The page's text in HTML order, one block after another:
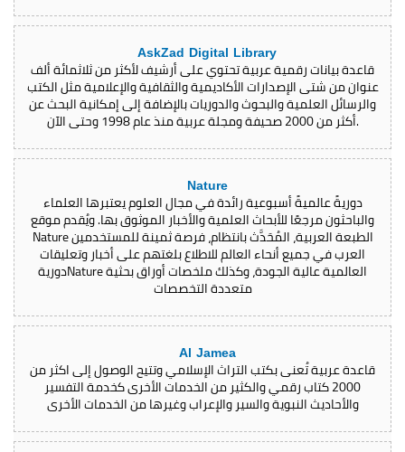
AskZad Digital Library
قاعدة بيانات رقمية عربية تحتوي على أرشيف لأكثر من ثلاثمائة ألف
عنوان من شتى الإصدارات الأكاديمية والثقافية والإعلامية مثل الكتب
والرسائل العلمية والبحوث والدوريات بالإضافة إلى إمكانية البحث عن
أكثر من 2000 صحيفة ومجلة عربية منذ عام 1998 وحتى الآن.
Nature
دوريةً عالميةً أسبوعية رائدة في مجال العلوم يعتبرها العلماء
والباحثون مرجعًا للأبحاث العلمية والأخبار الموثوق بها. ويُقدم موقع
Nature الطبعة العربية، المُحَدَّث بانتظام، فرصة ثمينة للمستخدمين
العرب في جميع أنحاء العالم للاطلاع بلغتهم على أخبار وتعليقات
دوريةNature العالمية عالية الجودة، وكذلك ملخصات أوراق بحثية
متعددة التخصصات
Al Jamea
قاعدة عربية تُعنى بكتب التراث الإسلامي وتتيح الوصول إلى اكثر من
2000 كتاب رقمي والكثير من الخدمات الأخرى كخدمة التفسير
والأحاديث النبوية والسير والإعراب وغيرها من الخدمات الأخرى